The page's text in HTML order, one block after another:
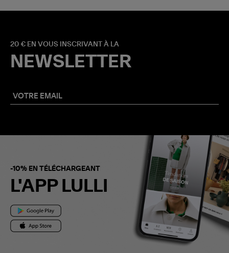
20 € EN VOUS INSCRIVANT À LA
NEWSLETTER
-10% EN TÉLÉCHARGEANT
L'APP LULLI